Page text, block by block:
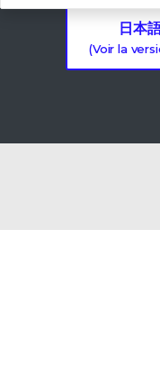
日本
(Voir la